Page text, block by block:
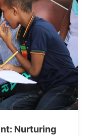
Nurturing